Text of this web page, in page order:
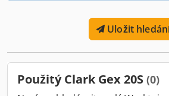
Uložit
Použitý Clark Gex 20S (0)